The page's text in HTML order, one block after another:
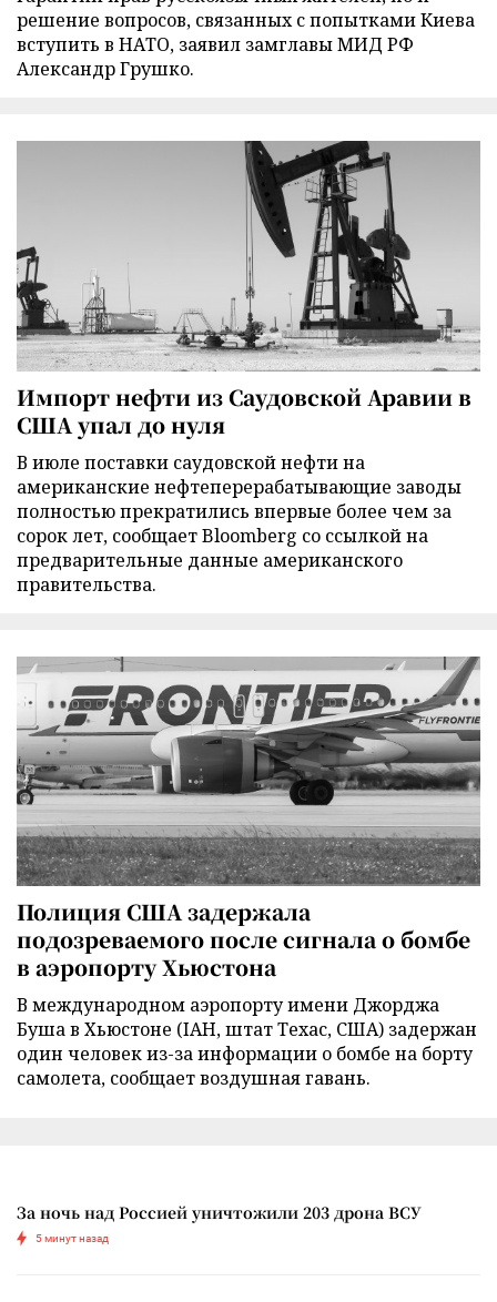
решение вопросов, связанных с попытками Киева
вступить в НАТО, заявил замглавы МИД РФ
Александр Грушко.
Импорт нефти из Саудовской Аравии в
США упал до нуля
В июле поставки саудовской нефти на
американские нефтеперерабатывающие заводы
полностью прекратились впервые более чем за
сорок лет, сообщает Bloomberg со ссылкой на
предварительные данные американского
правительства.
Полиция США задержала
подозреваемого после сигнала о бомбе
в аэропорту Хьюстона
В международном аэропорту имени Джорджа
Буша в Хьюстоне (IAH, штат Техас, США) задержан
один человек из-за информации о бомбе на борту
самолета, сообщает воздушная гавань.
За ночь над Россией уничтожили 203 дрона ВСУ
5 минут назад